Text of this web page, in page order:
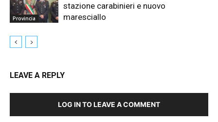
Provincia
stazione carabinieri e nuovo
maresciallo
LEAVE A REPLY
LOG IN TO LEAVE A COMMENT